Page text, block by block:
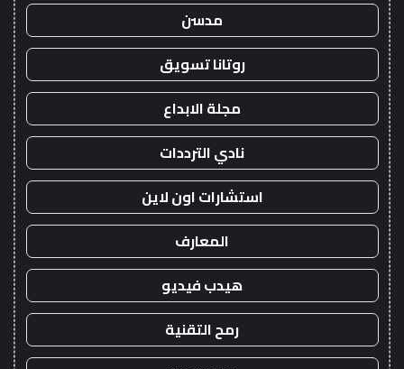
مدسن
روتانا تسويق
مجلة الابداع
نادي الترددات
استشارات اون لاين
المعارف
هيدب فيديو
رمح التقنية